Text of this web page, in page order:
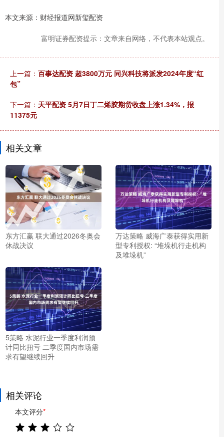
本文来源：财经报道网新玺配资
富明证券配资提示：文章来自网络，不代表本站观点。
上一篇： 百事达配资 超3800万元 同兴科技将派发2024年度“红
包”
下一篇： 天平配资 5月7日丁二烯胶期货收盘上涨1.34%，报
11375元
相关文章
东方汇赢 联大通过2026冬奥会
休战决议
万达策略 威海广泰获得实用新
型专利授权: “堆垛机行走机构
及堆垛机”
5策略 水泥行业一季度利润预
计同比扭亏 二季度国内市场需
求有望继续回升
相关评论
本文评分*